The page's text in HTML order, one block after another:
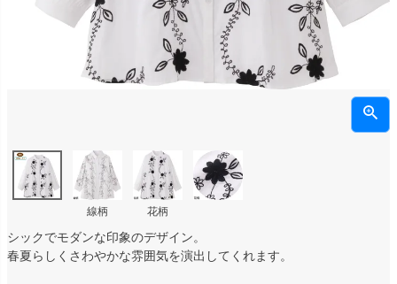
線柄 花柄
シックでモダンな印象のデザイン。
春夏らしくさわやかな雰囲気を演出してくれます。